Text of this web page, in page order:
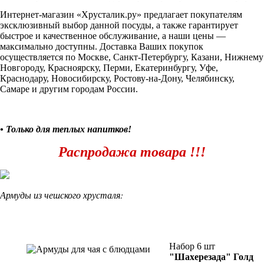
Интернет-магазин «Хрусталик.ру» предлагает покупателям
эксклюзивный выбор данной посуды, а также гарантирует
быстрое и качественное обслуживание, а наши цены —
максимально доступны. Доставка Ваших покупок
осуществляется по Москве, Санкт-Петербургу, Казани, Нижнему
Новгороду, Красноярску, Перми, Екатеринбургу, Уфе,
Краснодару, Новосибирску, Ростову-на-Дону, Челябинску,
Самаре и другим городам России.
• Только для теплых напитков!
Распродажа товара !!!
Армуды из чешского хрусталя:
Набор 6 шт
"Шахерезада" Голд